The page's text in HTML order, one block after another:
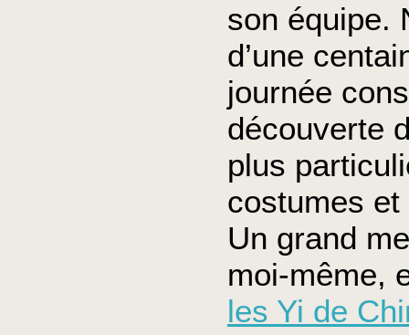
son équipe.
d’une
journée
découverte
plus
costumes
Un grand
moi-même,
les Yi de